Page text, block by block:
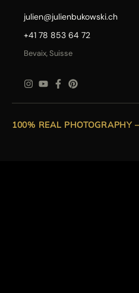
julien@julienbukowski.ch
+41 78 853 64 72
Bevaix, Suisse
100% REAL PHOTOGRAPHY